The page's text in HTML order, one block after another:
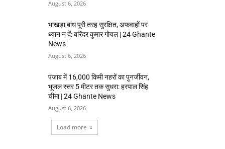
August 6, 2026
भाखड़ा बांध पूरी तरह सुरक्षित, अफवाहों पर
ध्यान न दें: बरिंदर कुमार गोयल | 24 Ghante
News
August 6, 2026
पंजाब में 16,000 किमी नहरों का पुनर्जीवन,
भूजल स्तर 5 मीटर तक सुधरा: हरपाल सिंह
चीमा | 24 Ghante News
August 6, 2026
Load more